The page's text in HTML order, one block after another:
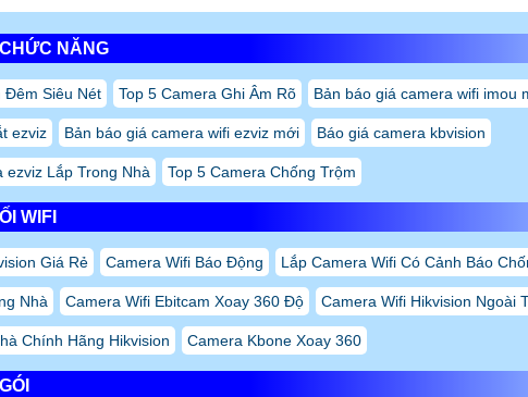
NĂNG
Đêm Siêu Nét Top 5 Camera Ghi Âm Rõ Bản báo giá camera wifi imou
ezviz Bản báo giá camera wifi ezviz mới Báo giá camera kbvision
ezviz Lắp Trong Nhà Top 5 Camera Chống Trộm
WIFI
Giá Rẻ Camera Wifi Báo Động Lắp Camera Wifi Có Cảnh Báo
Nhà Camera Wifi Ebitcam Xoay 360 Độ Camera Wifi Hikvision Ngoài
Chính Hãng Hikvision Camera Kbone Xoay 360